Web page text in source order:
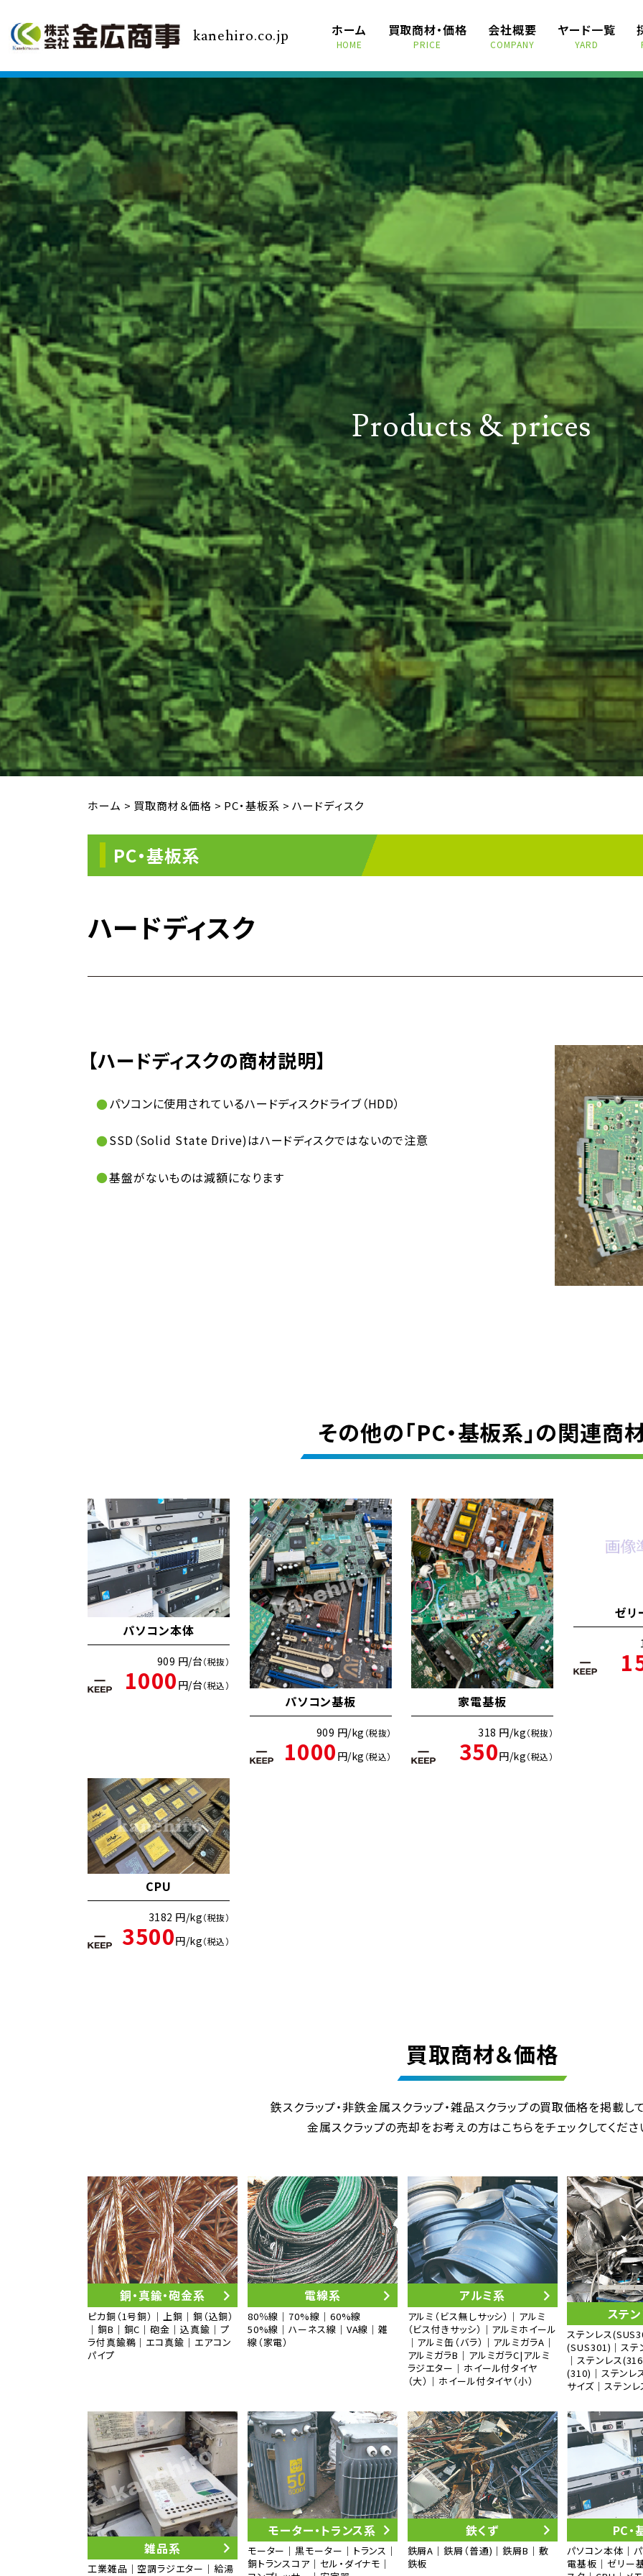
kanehiro.co.jp ホーム
HOME
買取商材・価格
PRICE
会社概要
COMPANY
ヤード一覧
YARD
Products & prices
ホーム > 買取商材＆価格 > PC・基板系 >ハードディスク
PC・基板系
ハードディスク
【ハードディスクの商材説明】
パソコンに使用されているハードディスクドライブ（HDD）
SSD（Solid State Drive)はハードディスクではないので注意
基盤がないものは減額になります
その他の「PC・基板系」の関連商
パソコン本体
909 円/台（税抜）
1000 円/台（税込）
パソコン基板
909 円/kg （税抜）
1000 円/kg （税込）
家電基板
318 円/kg（税抜）
350円/kg（税込）
ゼリ
CPU
3182 円/kg（税抜）
3500円/kg（税込）
買取商材＆価格
鉄スクラップ・非鉄金属スクラップ・雑品スクラップの買取価格を掲載し
金属スクラップの売却をお考えの方はこちらをチェックしてくださ
銅・真鍮・砲金系
ピカ銅（1号銅）｜上銅｜銅（込銅）
｜銅B｜銅C｜砲金｜込真鍮｜プ
ラ付真鍮鵜｜エコ真鍮｜エアコン
パイプ
電線系
80％線｜70%線｜60%線
50%線｜ハーネス線｜VA線｜雑
線（家電）
アルミ系
アルミ（ビス無しサッシ）｜アルミ
（ビス付きサッシ）｜アルミホイール
｜アルミ缶（バラ）｜アルミガラA｜
アルミガラB｜アルミガラC|アルミ
ラジエター｜ホイール付タイヤ
（大）｜ホイール付タイヤ（小）
ステ
ステンレス
(SUS301)｜ステ
｜ステンレス
(310)｜ステンレ
サイズ｜ステン
雑品系
工業雑品｜空調ラジエター｜給湯
モーター・トランス系
モーター｜黒モーター｜トランス｜
銅トランスコア｜セル・ダイナモ｜
鉄くず
鉄屑A｜鉄屑（普通)｜鉄屑B｜敷
鉄板
PC・
パソコン本体｜
電基板｜ゼリー